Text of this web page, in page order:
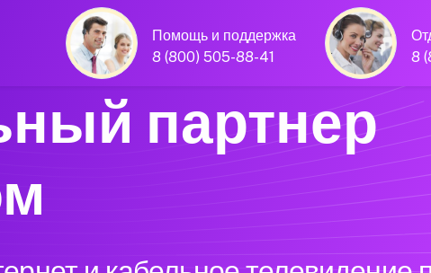
Помощь и поддержка
8 (800) 505-88-41
8
партнер